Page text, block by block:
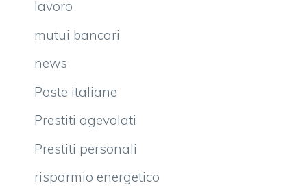
lavoro
mutui bancari
news
Poste italiane
Prestiti agevolati
Prestiti personali
risparmio energetico